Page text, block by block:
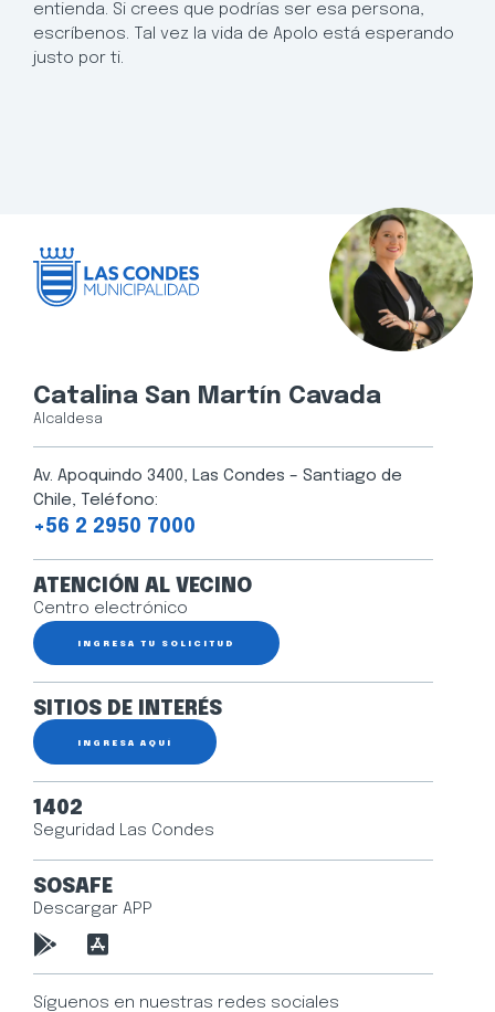
entienda. Si crees que podrías ser esa persona,
escríbenos. Tal vez la vida de Apolo está esperando
justo por ti.
Catalina San Martín Cavada
Alcaldesa
Av. Apoquindo 3400, Las Condes – Santiago de
Chile, Teléfono:
+56 2 2950 7000
ATENCIÓN AL VECINO
Centro electrónico
INGRESA TU SOLICITUD
SITIOS DE INTERÉS
INGRESA AQUÍ
1402
Seguridad Las Condes
SOSAFE
Descargar APP
Síguenos en nuestras redes sociales